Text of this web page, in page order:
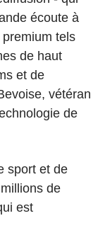
écoute à
tels
de haut
et de
vétéran
de
sport et de
de
est